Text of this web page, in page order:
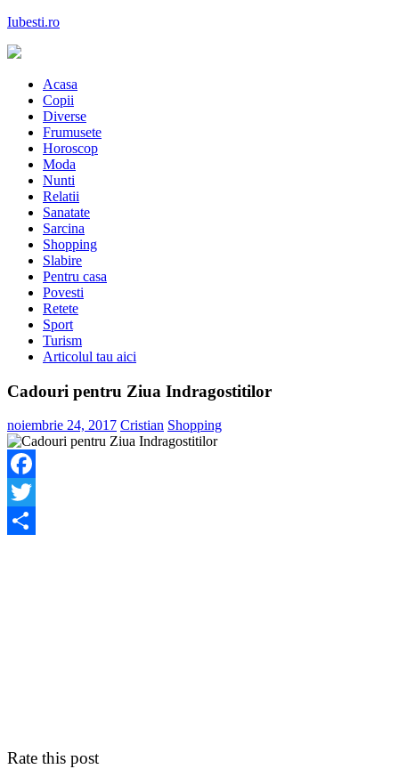
Skip
content
Iubesti.ro
astazi
Acasa
Copii
Diverse
Frumusete
Horoscop
Moda
Nunti
Relatii
Sanatate
Sarcina
Shopping
Slabire
Pentru casa
Povesti
Retete
Sport
Turism
Articolul tau aici
Cadouri pentru Ziua Indragostitilor
noiembrie 24, 2017 Cristian Shopping
Facebook
Twitter
Rate this post